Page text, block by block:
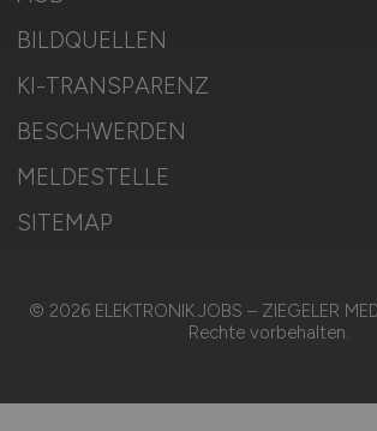
BILDQUELLEN
KI-TRANSPARENZ
BESCHWERDEN
MELDESTELLE
SITEMAP
© 2026 ELEKTRONIK.JOBS – ZIEGELER
Rechte vorbehalten.